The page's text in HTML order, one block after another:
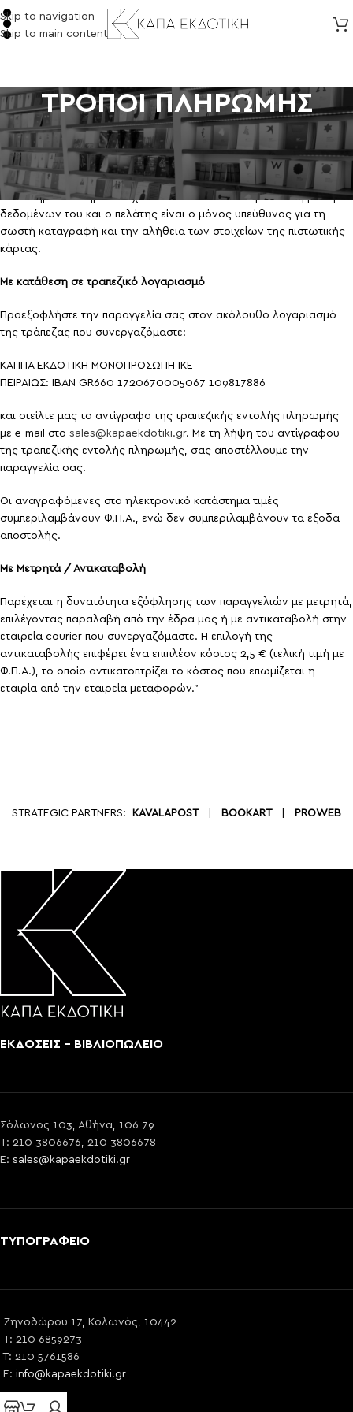
Skip to navigation
Skip to main content
ΤΡΟΠΟΙ ΠΛΗΡΩΜΗΣ
Μέσω Πιστωτικής κάρτας
Παρέχεται η δυνατότητα εξόφλησης των παραγγελιών μέσω
πιστωτικής κάρταςVISA, MASTERCARD . Το ηλεκτρονικό μας
κατάστημα δεν τηρεί στοιχεία των πιστωτικών καρτών στη βάση
δεδομένων του και ο πελάτης είναι ο μόνος υπεύθυνος για τη
σωστή καταγραφή και την αλήθεια των στοιχείων της πιστωτικής
κάρτας.
Με κατάθεση σε τραπεζικό λογαριασμό
Προεξοφλήστε την παραγγελία σας στον ακόλουθο λογαριασμό
της τράπεζας που συνεργαζόμαστε:
ΚΑΠΠΑ ΕΚΔΟΤΙΚΗ ΜΟΝΟΠΡΟΣΩΠΗ ΙΚΕ
ΠΕΙΡΑΙΩΣ: ΙΒΑΝ GR660 1720670005067 109817886
και στείλτε μας το αντίγραφο της τραπεζικής εντολής πληρωμής
με e-mail στο sales@kapaekdotiki.gr. Με τη λήψη του αντίγραφου
της τραπεζικής εντολής πληρωμής, σας αποστέλλουμε την
παραγγελία σας.
Οι αναγραφόμενες στο ηλεκτρονικό κατάστημα τιμές
συμπεριλαμβάνουν Φ.Π.Α., ενώ δεν συμπεριλαμβάνουν τα έξοδα
αποστολής.
Με Μετρητά / Αντικαταβολή
Παρέχεται η δυνατότητα εξόφλησης των παραγγελιών με μετρητά,
επιλέγοντας παραλαβή από την έδρα μας ή με αντικαταβολή στην
εταιρεία courier που συνεργαζόμαστε. Η επιλογή της
αντικαταβολής επιφέρει ένα επιπλέον κόστος 2,5 € (τελική τιμή με
Φ.Π.Α.), το οποίο αντικατοπτρίζει το κόστος που επωμίζεται η
εταιρία από την εταιρεία μεταφορών.”
STRATEGIC PARTNERS: KAVALAPOST| BOOKART| PROWEB
ΕΚΔΟΣΕΙΣ - ΒΙΒΛΙΟΠΩΛΕΙΟ
Σόλωνος 103, Αθήνα, 106 79
T: 210 3806676, 210 3806678
E: sales@kapaekdotiki.gr
ΤΥΠΟΓΡΑΦΕΙΟ
Ζηνοδώρου 17, Κολωνός, 10442
T: 210 6859273
T: 210 5761586
E: info@kapaekdotiki.gr